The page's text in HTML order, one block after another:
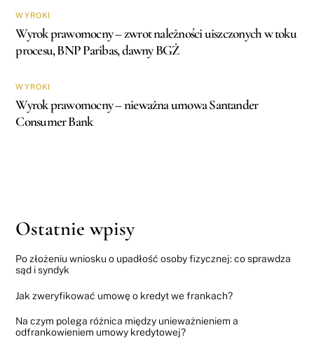
WYROKI
Wyrok prawomocny – zwrot należności uiszczonych w toku
procesu, BNP Paribas, dawny BGŻ
WYROKI
Wyrok prawomocny – nieważna umowa Santander
Consumer Bank
Ostatnie wpisy
Po złożeniu wniosku o upadłość osoby fizycznej: co sprawdza
sąd i syndyk
Jak zweryfikować umowę o kredyt we frankach?
Na czym polega różnica między unieważnieniem a
odfrankowieniem umowy kredytowej?